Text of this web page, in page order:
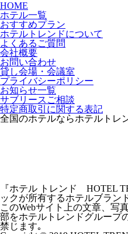
HOME
ホテル一覧
おすすめプラン
ホテルトレンドについて
よくあるご質問
会社概要
お問い合わせ
貸し会場・会議室
プライバシーポリシー
お知らせ一覧
サブリースご相談
特定商取引に関する表記
全国のホテルならホテルトレ
『ホテル トレンド HOTEL
ックが所有するホテルブラン
このWebサイト上の文章、写
部をホテルトレンドグループ
禁じます｡